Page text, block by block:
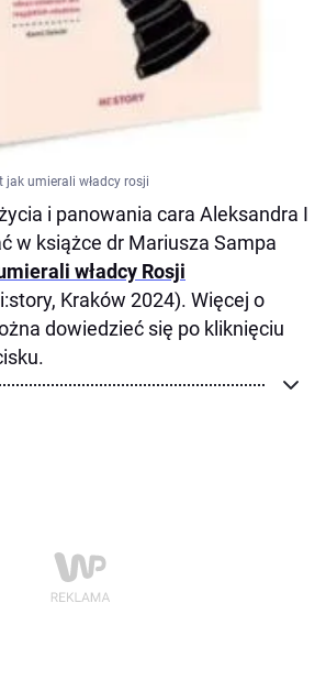
umierali władcy rosji
i panowania cara Aleksandra I
w książce dr Mariusza Sampa
władcy Rosji
Kraków 2024). Więcej o
dowiedzieć się po kliknięciu